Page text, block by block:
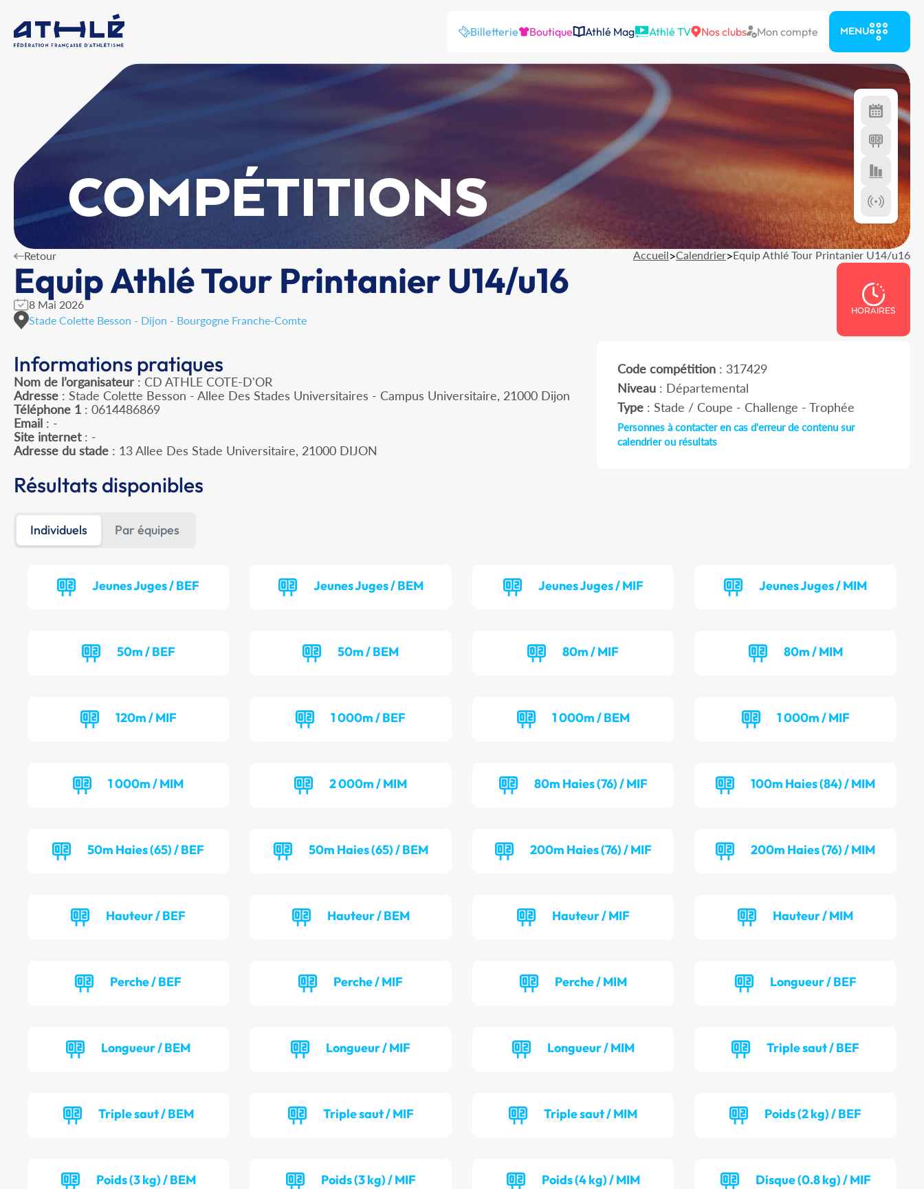
Billetterie Boutique Athlé Mag Athlé TV Nos clubs Mon compte MENU
COMPÉTITIONS
Retour Accueil>Calendrier>Equip Athlé Tour Printanier U14/u16
Equip Athlé Tour Printanier U14/u16
8 Mai 2026
Stade Colette Besson - Dijon - Bourgogne Franche-Comte
HORAIRES
Informations pratiques
Nom de l’organisateur : CD ATHLE COTE-D'OR
Adresse : Stade Colette Besson - Allee Des Stades Universitaires - Campus Universitaire, 21000 Dijon
Téléphone 1 : 0614486869
Email : -
Site internet: -
Adresse du stade : 13 Allee Des Stade Universitaire, 21000 DIJON
Code compétition: 317429
Niveau: Départemental
Type: Stade / Coupe - Challenge - Trophée
Personnes à contacter en cas d'erreur de contenu sur
calendrier ou résultats
Résultats disponibles
Individuels Par équipes
Jeunes Juges / BEF Jeunes Juges / BEM Jeunes Juges / MIF Jeunes Juges / MIM
50m / BEF 50m / BEM 80m / MIF 80m / MIM
120m / MIF 1 000m / BEF 1 000m / BEM 1 000m / MIF
1 000m / MIM 2 000m / MIM 80m Haies (76) / MIF 100m Haies (84) / MIM
50m Haies (65) / BEF 50m Haies (65) / BEM 200m Haies (76) / MIF 200m Haies (76) / MIM
Hauteur / BEF Hauteur / BEM Hauteur / MIF Hauteur / MIM
Perche / BEF Perche / MIF Perche / MIM Longueur / BEF
Longueur / BEM Longueur / MIF Longueur / MIM Triple saut / BEF
Triple saut / BEM Triple saut / MIF Triple saut / MIM Poids (2 kg) / BEF
Poids (3 kg) / BEM Poids (3 kg) / MIF Poids (4 kg) / MIM Disque (0.8 kg) / MIF